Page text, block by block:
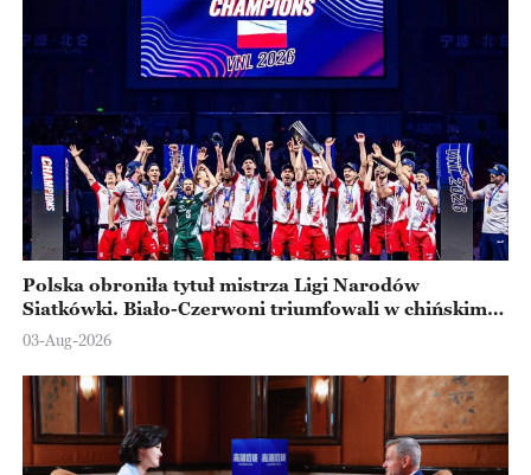
Polska obroniła tytuł mistrza Ligi Narodów
Siatkówki. Biało-Czerwoni triumfowali w chińskim
Ningbo
03-Aug-2026